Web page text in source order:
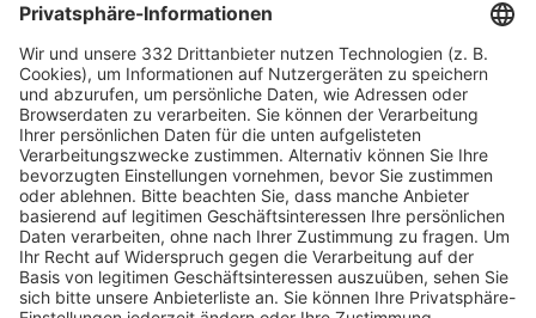
HÄUFIG BESUCHTE SEITEN
Pässe und Vereinswechsel
Trainerausbildung
Schulungsangebot Vereinsmitarbeiter
BFV-Geschäftsstellen
Trainerbörse
Login SpielPlus